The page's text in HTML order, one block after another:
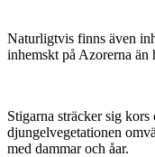
Naturligtvis finns även
inhemskt på Azorerna än
Stigarna sträcker sig
djungelvegetationen
med dammar och åar.